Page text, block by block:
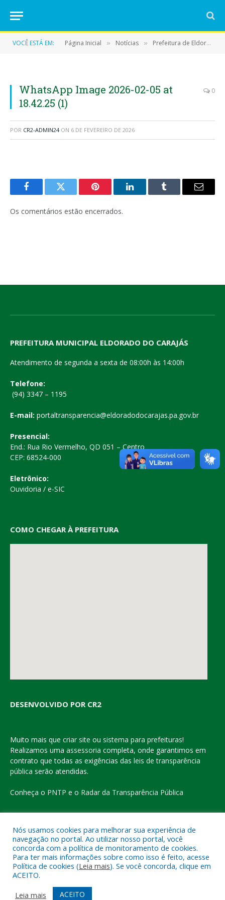
VOCÊ ESTÁ EM: Página Inicial » Notícias » Prefeitura de Eldorado do Carajás avança com a reforma e ampliação da Escola Benevidia Gomes
WhatsApp Image 2026-02-05 at
18.42.25 (1)
0
POR CR2-ADMIN24 ON 6 DE FEVEREIRO DE 2026
FacebookTwitter Pinterest LinkedInTumblr
E-
Os comentários estão encerrados.
PREFEITURA MUNICIPAL ELDORADO DO CARAJÁS
Atendimento de segunda a sexta de 08:00h às 14:00h
Telefone:
(94) 3347 – 1195
E-mail: portaltransparencia@eldoradodocarajas.pa.gov.br
Presencial:
End.: Rua Rio Vermelho, QD 051 – Centro
CEP: 68524-000
Eletrônico:
Ouvidoria / e-SIC
COMO CHEGAR À PREFEITURA
DESENVOLVIDO POR CR2
Muito mais que criar site ou sistema para prefeituras!
Realizamos uma assessoria completa, onde garantimos em
contrato que todas as exigências das leis de transparência
pública serão atendidas.
Conheça o PNTP e o Radar da Transparência Pública
Todos os direitos reservados a Prefeitura Municipal de Eldorado
do Carajás
Mapa do Site
Acessar o Webmail
Nós usamos cookies para melhorar sua experiência de
navegação no portal. Ao utilizar nosso portal, você
concorda com a política de monitoramento de cookies.
Para ter mais informações sobre como isso é feito, acesse
Política de cookies (Leia mais). Se você concorda, clique em
ACEITO.
Leia mais
ACEITO